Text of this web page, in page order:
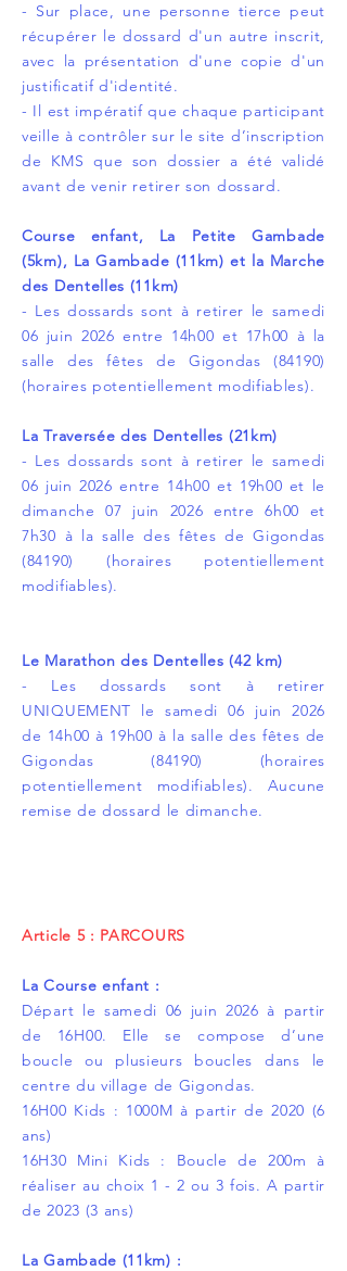
- Sur place, une personne tierce peut
récupérer le dossard d'un autre inscrit,
avec la présentation d'une copie d'un
justificatif d'identité.
- Il est impératif que chaque participant
veille à contrôler sur le site d’inscription
de KMS que son dossier a été validé
avant de venir retirer son dossard.
Course enfant, La Petite Gambade
(5km), La Gambade (11km) et la Marche
des Dentelles (11km)
- Les dossards sont à retirer le samedi
06 juin 2026 entre 14h00 et 17h00 à la
salle des fêtes de Gigondas (84190)
(horaires potentiellement modifiables).
La Traversée des Dentelles (21km)
- Les dossards sont à retirer le samedi
06 juin 2026 entre 14h00 et 19h00 et le
dimanche 07 juin 2026 entre 6h00 et
7h30 à la salle des fêtes de Gigondas
(84190) (horaires potentiellement
modifiables).
Le Marathon des Dentelles (42 km)
- Les dossards sont à retirer
UNIQUEMENT le samedi 06 juin 2026
de 14h00 à 19h00 à la salle des fêtes de
Gigondas (84190) (horaires
potentiellement modifiables). Aucune
remise de dossard le dimanche.
Article 5 : PARCOURS
La Course enfant :
Départ le samedi 06 juin 2026 à partir
de 16H00. Elle se compose d’une
boucle ou plusieurs boucles dans le
centre du village de Gigondas.
16H00 Kids : 1000M à partir de 2020 (6
ans)
16H30 Mini Kids : Boucle de 200m à
réaliser au choix 1 - 2 ou 3 fois. A partir
de 2023 (3 ans)
La Gambade (11km) :